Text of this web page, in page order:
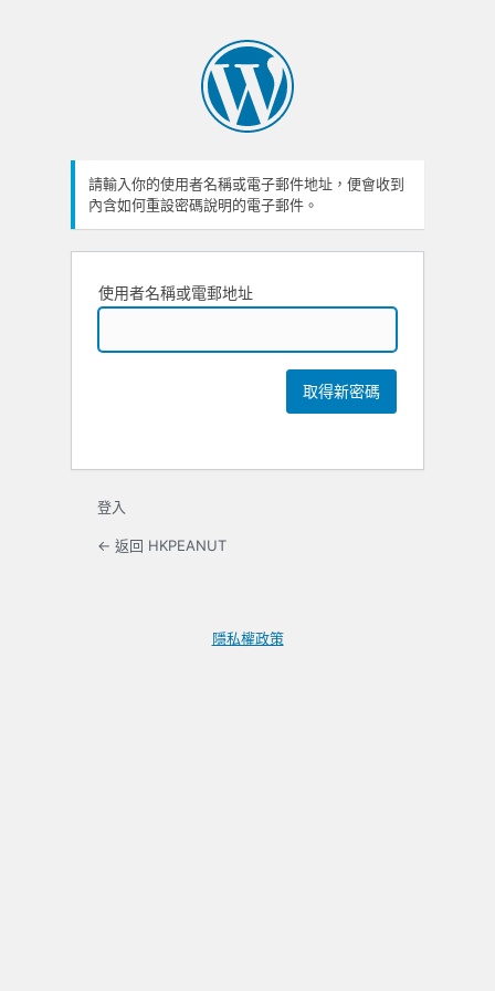
請輸入你的使用者名稱或電子郵件地址，便會收到
內含如何重設密碼說明的電子郵件。
使用者名稱或電郵地址
登入
← 返回 HKPEANUT
隱私權政策